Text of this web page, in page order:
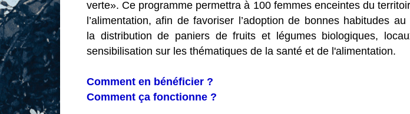
verte». Ce programme permettra à 100 femmes enceintes du
l’alimentation, afin de favoriser l’adoption de bonnes habitudes
la distribution de paniers de fruits et légumes biologiques,
sensibilisation sur les thématiques de la santé et de l'alimentation.
Comment en bénéficier ?
Comment ça fonctionne ?